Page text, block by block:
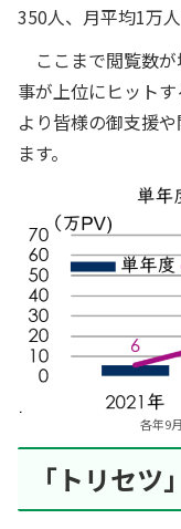
350人、月平均1万
ここまで閲覧数
事が上位にヒット
より皆様の御支援
ます。
各年9
「トリセ